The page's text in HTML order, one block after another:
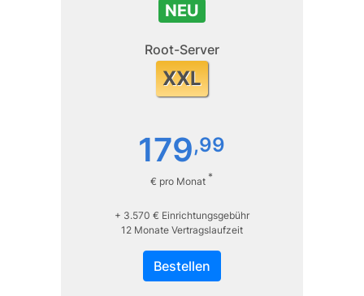
NEU
Root-Server
XXL
179,99
€ pro Monat *
+ 3.570 € Einrichtungsgebühr
12 Monate Vertragslaufzeit
Bestellen